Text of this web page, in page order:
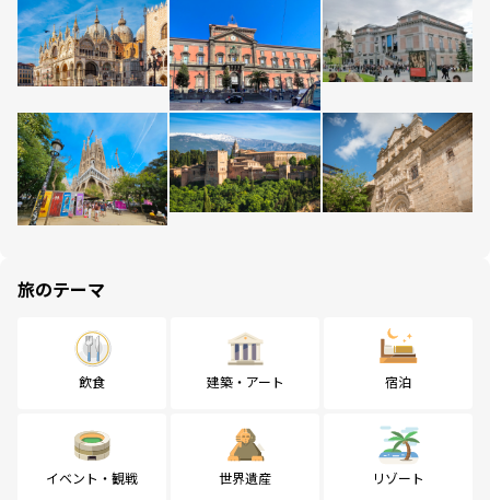
旅のテーマ
飲食 建築・アート 宿泊
イベント・観戦 世界遺産 リゾート